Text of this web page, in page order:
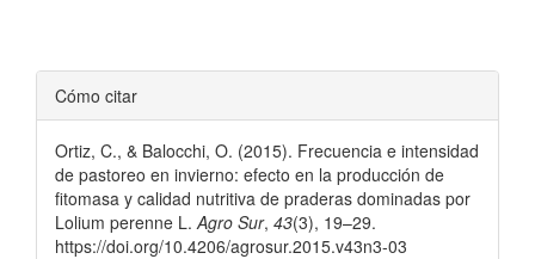
Detalles
del
artículo
Cómo citar
Ortiz, C., & Balocchi, O. (2015). Frecuencia e intensidad
de pastoreo en invierno: efecto en la producción de
fitomasa y calidad nutritiva de praderas dominadas por
Lolium perenne L. Agro Sur, 43(3), 19–29.
https://doi.org/10.4206/agrosur.2015.v43n3-03